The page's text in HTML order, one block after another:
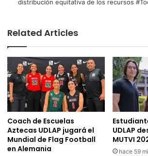
distribución equitativa de los recursos
Related Articles
Coach de Escuelas
Aztecas UDLAP jugará el
Mundial de Flag Football
en Alemania
UDLAP
MUTVI
hace 59